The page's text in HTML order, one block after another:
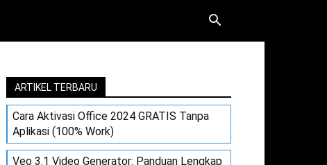
ARTIKEL TERBARU
Cara Aktivasi Office 2024 GRATIS Tanpa
Aplikasi (100% Work)
Veo 3.1 Video Generator: Panduan Lengkap